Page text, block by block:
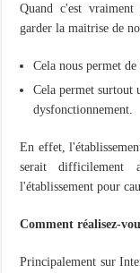
Quand c'est vraiment
garder la maitrise de
Cela nous permet
Cela permet surtout
dysfonctionnement.
En effet,
serait difficilement
l'établissement pour
Comment réalisez-
Principalement sur